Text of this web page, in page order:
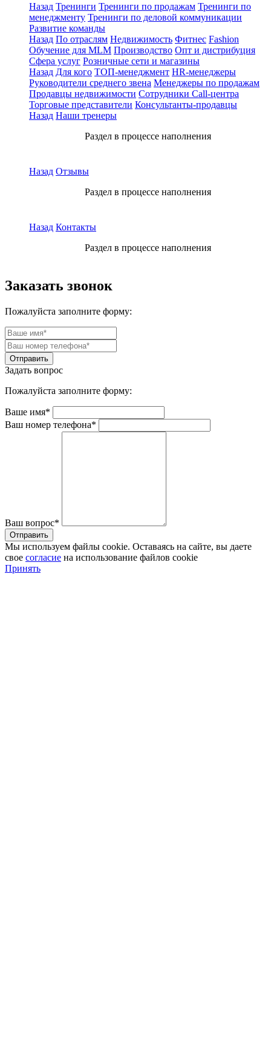
Назад Тренинги Тренинги по продажам Тренинги по
менеджменту Тренинги по деловой коммуникации
Развитие команды
Назад По отраслям Недвижимость Фитнес Fashion
Обучение для MLM Производство Опт и дистрибуция
Сфера услуг Розничные сети и магазины
Назад Для кого ТОП-менеджмент HR-менеджеры
Руководители среднего звена Менеджеры по продажам
Продавцы недвижимости Сотрудники Call-центра
Торговые представители Консультанты-продавцы
Назад Наши тренеры
Раздел в процессе наполнения
Назад Отзывы
Раздел в процессе наполнения
Назад Контакты
Раздел в процессе наполнения
Заказать звонок
Пожалуйста заполните форму:
Задать вопрос
Пожалуйста заполните форму:
Ваше имя*
Ваш номер телефона*
Ваш вопрос*
Мы используем файлы cookie. Оставаясь на сайте, вы даете
свое согласие на использование файлов cookie
Принять